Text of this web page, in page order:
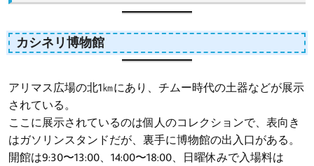
カシネリ博物館
アリマス広場の北1㎞にあり、チムー時代の土器などが展示
されている。
ここに展示されているのは個人のコレクションで、表向き
はガソリンスタンドだが、裏手に博物館の出入口がある。
開館は9:30〜13:00、14:00〜18:00、日曜休みで入場料は